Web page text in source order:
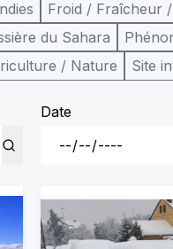
Froid / Fraîcheur /
du Sahara
/ Nature Site
Date